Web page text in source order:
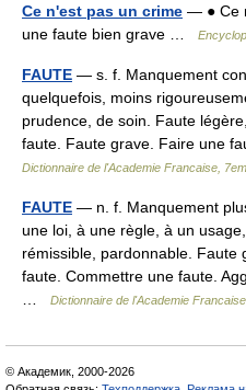
Ce n'est pas un crime — ● Ce
une faute bien grave …
FAUTE — s. f. Manquement
quelquefois, moins
prudence, de soin. Faute
faute. Faute grave. Faire une
Dictionnaire de l'Academie Francaise,
FAUTE — n. f. Manquement
une loi, à une règle, à un
rémissible, pardonnable.
faute. Commettre une faute.
Dictionnaire de l'Academie
© Академик, 2000-2026